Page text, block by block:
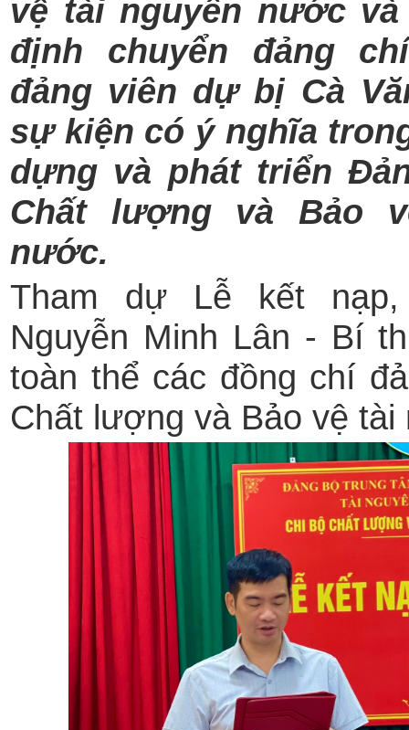
vệ tài nguyên nước
định chuyển đảng
đảng viên dự bị Cà
sự kiện có ý nghĩa
dựng và phát triển
Chất lượng và Bảo
nước.
Tham dự Lễ kết
Nguyễn Minh Lân - Bí
toàn thể các đồng chí
Chất lượng và Bảo vệ